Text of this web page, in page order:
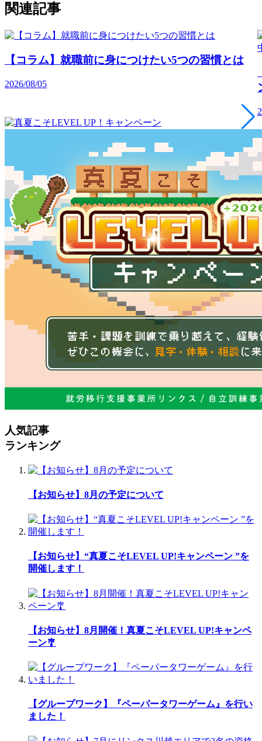
関連記事
【コラム】就職前に身につけたい5つの習慣とは
2026/08/05
人気記事
ランキング
【お知らせ】8月の予定について
【お知らせ】“真夏こそLEVEL UP!キャンペーン ”を
開催します！
【お知らせ】8月開催！真夏こそLEVEL UP!キャンペ
ーン🎐
【グループワーク】『ペーパータワーゲーム』を行い
ました！